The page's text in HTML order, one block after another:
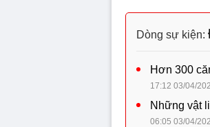
Dòng sự kiện:
Hơn 300
17:12 03/04/
Những vật
06:05 03/04/